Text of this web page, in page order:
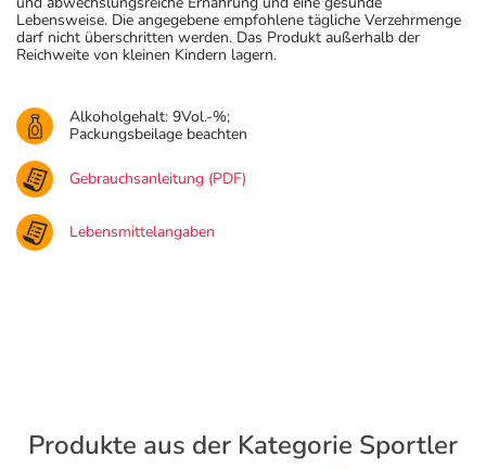
Lebensweise. Die angegebene empfohlene tägliche Verzehrmenge
darf nicht überschritten werden. Das Produkt außerhalb der
Reichweite von kleinen Kindern lagern.
Alkoholgehalt: 9Vol.-%;
Packungsbeilage beachten
Gebrauchsanleitung (PDF)
Lebensmittelangaben
Produkte aus der Kategorie Sportler